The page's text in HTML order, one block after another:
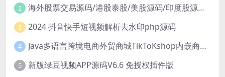
2 海外股票交易源码/港股泰股/美股源码/印度股源码/马拉西亚股票源码/国际股票配资
3 2024 抖音快手短视频解析去水印php源码
4 Java多语言跨境电商外贸商城TikToKshop内嵌商城I商家入驻I一键铺
5 新版绿豆视频APP源码V6.6 免授权插件版